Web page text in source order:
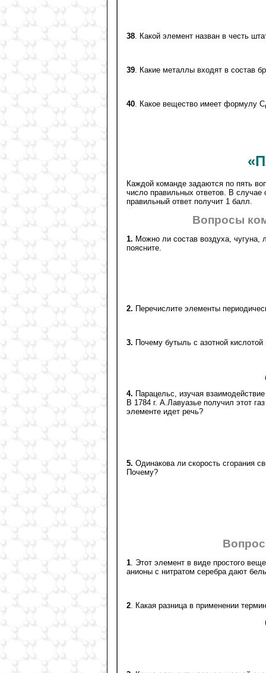
38. Какой элемент назван в честь
39. Какие металлы входят в состав
40 . Какое вещество имеет формулу С
Каждой команде задаются по пять
число правильных ответов. В случае
правильный ответ получит 1 балл.
Вопросы
1. Можно ли состав воздуха,
поясните.
2. Перечислите элементы
3. Почему бутыль с азотной
4. Парацельс, изучая
В 1784 г. А.Лавуазье получил этот
элементе идет речь?
5. Одинакова ли скорость сгорания
Почему?
1. Этот элемент в виде простого
анионы с нитратом серебра дают
2 . Какая разница в применении